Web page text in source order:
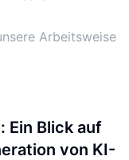
Arbeitsweise
Ein Blick auf
von KI-